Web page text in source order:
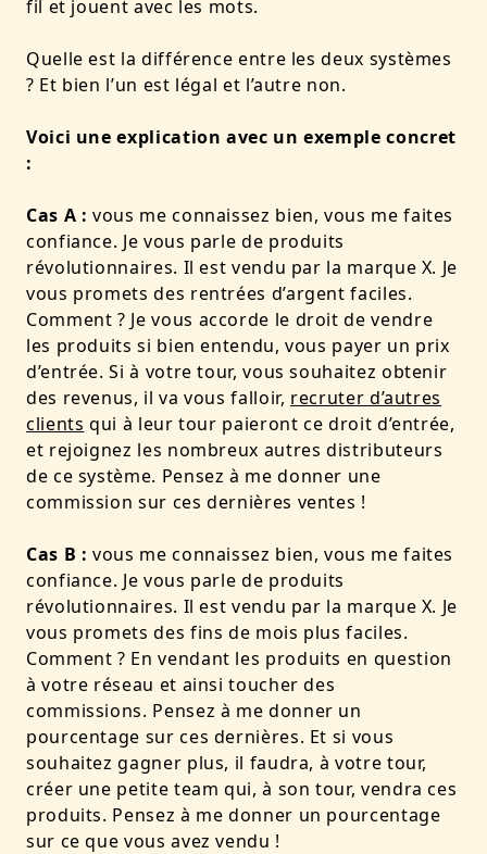
fil et jouent avec les mots.
Quelle est la différence entre les deux systèmes
? Et bien l’un est légal et l’autre non.
Voici une explication avec un exemple concret
:
Cas A : vous me connaissez bien, vous me faites
confiance. Je vous parle de produits
révolutionnaires. Il est vendu par la marque X. Je
vous promets des rentrées d’argent faciles.
Comment ? Je vous accorde le droit de vendre
les produits si bien entendu, vous payer un prix
d’entrée. Si à votre tour, vous souhaitez obtenir
des revenus, il va vous falloir, recruter d’autres
clients qui à leur tour paieront ce droit d’entrée,
et rejoignez les nombreux autres distributeurs
de ce système. Pensez à me donner une
commission sur ces dernières ventes !
Cas B : vous me connaissez bien, vous me faites
confiance. Je vous parle de produits
révolutionnaires. Il est vendu par la marque X. Je
vous promets des fins de mois plus faciles.
Comment ? En vendant les produits en question
à votre réseau et ainsi toucher des
commissions. Pensez à me donner un
pourcentage sur ces dernières. Et si vous
souhaitez gagner plus, il faudra, à votre tour,
créer une petite team qui, à son tour, vendra ces
produits. Pensez à me donner un pourcentage
sur ce que vous avez vendu !